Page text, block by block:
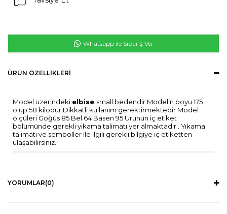
Whatsapp ile Sipariş Ver
ÜRÜN ÖZELLIKLERI
Model üzerindeki elbise small bedendir Modelin boyu 175
olup 58 kilodur Dikkatli kullanım gerektirmektedir Model
ölçüleri Göğüs 85 Bel 64 Basen 95 Ürünün iç etiket
bölümünde gerekli yıkama talimatı yer almaktadır . Yıkama
talimatı ve semboller ile ilgili gerekli bilgiye iç etiketten
ulaşabilirsiniz.
YORUMLAR(0)